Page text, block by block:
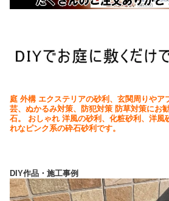
庭 外構 エクステリアの砂利、玄関周りやア
芸、ぬかるみ対策、防犯対策 防草対策にお
石。 おしゃれ 洋風の砂利、化粧砂利、洋風
れなピンク系の砕石砂利です。
DIY作品・施工事例